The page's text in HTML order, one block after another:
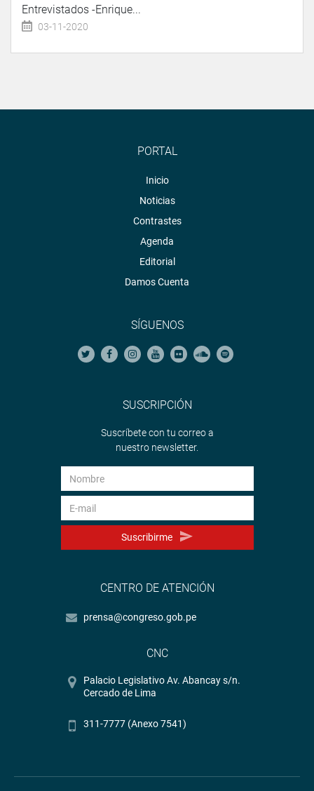
Entrevistados -Enrique...
03-11-2020
PORTAL
Inicio
Noticias
Contrastes
Agenda
Editorial
Damos Cuenta
SÍGUENOS
SUSCRIPCIÓN
Suscríbete con tu correo a
nuestro newsletter.
Suscribirme
CENTRO DE ATENCIÓN
prensa@congreso.gob.pe
CNC
Palacio Legislativo Av. Abancay s/n.
Cercado de Lima
311-7777 (Anexo 7541)